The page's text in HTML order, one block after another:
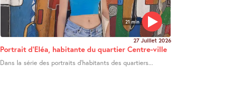
21 min
27 Juillet 2026
Portrait d’Eléa, habitante du quartier Centre-ville
Dans la série des portraits d’habitants des quartiers...